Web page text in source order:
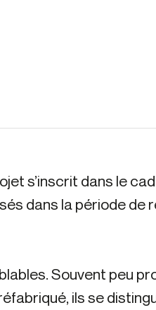
s’inscrit dans le
dans la période de
Souvent peu
ils se